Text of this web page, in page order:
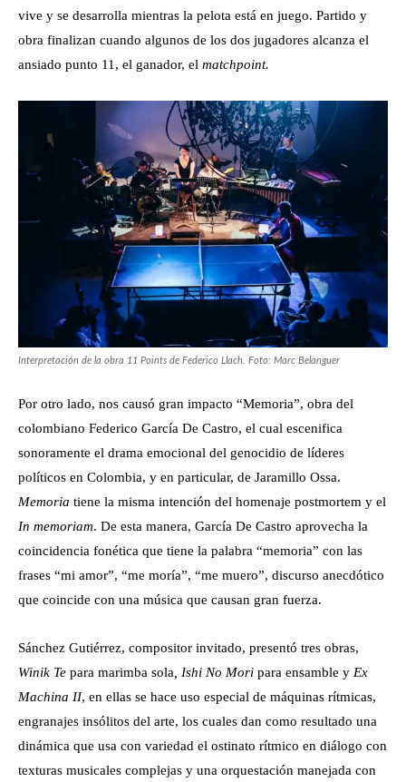
vive y se desarrolla mientras la pelota está en juego. Partido y
obra finalizan cuando algunos de los dos jugadores alcanza el
ansiado punto 11, el ganador, el matchpoint.
Interpretación de la obra 11 Points de Federico Llach. Foto: Marc Belanguer
Por otro lado, nos causó gran impacto “Memoria”, obra del
colombiano Federico García De Castro, el cual escenifica
sonoramente el drama emocional del genocidio de líderes
políticos en Colombia, y en particular, de Jaramillo Ossa.
Memoria tiene la misma intención del homenaje postmortem y el
In memoriam. De esta manera, García De Castro aprovecha la
coincidencia fonética que tiene la palabra “memoria” con las
frases “mi amor”, “me moría”, “me muero”, discurso anecdótico
que coincide con una música que causan gran fuerza.
Sánchez Gutiérrez, compositor invitado, presentó tres obras,
Winik Te para marimba sola, Ishi No Mori para ensamble y Ex
Machina II, en ellas se hace uso especial de máquinas rítmicas,
engranajes insólitos del arte, los cuales dan como resultado una
dinámica que usa con variedad el ostinato rítmico en diálogo con
texturas musicales complejas y una orquestación manejada con